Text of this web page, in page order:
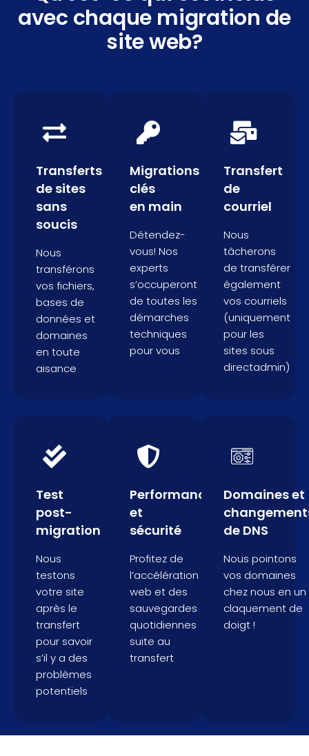
avec chaque migration de
site web?
Transferts
de sites
sans
soucis
Nous
transférons
vos fichiers,
bases de
données et
domaines
en toute
aisance
Migrations
clés
en main
Détendez-
vous! Nos
experts
s’occuperont
de toutes les
démarches
techniques
pour vous
Transfert
de
courriel
Nous
tâcherons
de transférer
également
vos courriels
(uniquement
pour les
sites sous
directadmin)
Test
post-
migration
Nous
testons
votre site
après le
transfert
pour savoir
s’il y a des
problèmes
potentiels
Performance
et
sécurité
Profitez de
l’accélération
web et des
sauvegardes
quotidiennes
suite au
transfert
Domaines et
de DNS
Nous pointons
vos domaines
chez nous en un
claquement de
doigt !